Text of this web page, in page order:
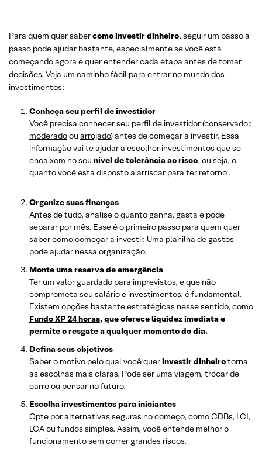
Para quem quer sabercomo investir dinheiro, seguir um passo a
passo pode ajudar bastante, especialmente se você está
começando agora e quer entender cada etapa antes de tomar
decisões. Veja um caminho fácil para entrar no mundo dos
investimentos:
Conheça seu perfil de investidor
Você precisa conhecer seu perfil de investidor (conservador,
moderadoou arrojado) antes de começar a investir. Essa
informação vai te ajudar a escolher investimentos que se
encaixem no seu nível de tolerância ao risco, ou seja, o
quanto você está disposto a arriscar para ter retorno .
Organize suas finanças
Antes de tudo, analise o quanto ganha, gasta e pode
separar por mês. Esse é o primeiro passo para quem quer
saber como começar a investir. Uma planilha de gastos
pode ajudar nessa organização.
Monte uma reserva de emergência
Ter um valor guardado para imprevistos, e que não
comprometa seu salário e investimentos, é fundamental.
Existem opções bastante estratégicas nesse sentido, como
Fundo XP 24 horas, que oferece liquidez imediata e
permite o resgate a qualquer momento do dia.
Defina seus objetivos
Saber o motivo pelo qual você querinvestir dinheirotorna
as escolhas mais claras. Pode ser uma viagem, trocar de
carro ou pensar no futuro.
Escolha investimentos para iniciantes
Opte por alternativas seguras no começo, comoCDBs, LCI,
LCA ou fundos simples. Assim, você entende melhor o
funcionamento sem correr grandes riscos.